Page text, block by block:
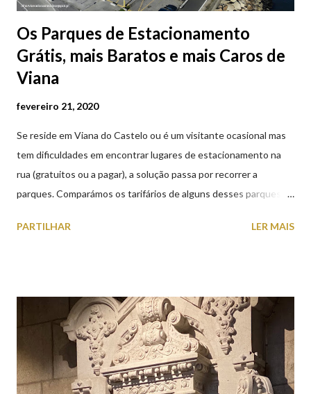
Os Parques de Estacionamento
Grátis, mais Baratos e mais Caros de
Viana
fevereiro 21, 2020
Se reside em Viana do Castelo ou é um visitante ocasional mas
tem dificuldades em encontrar lugares de estacionamento na
rua (gratuitos ou a pagar), a solução passa por recorrer a
parques. Comparámos os tarifários de alguns desses parques de
subterrâneos) perto do centro da cidade (entenda-se por
subterrâneos. O Parque da Estação Viana Shopping é grátis de
2ª a 5ª feira a partir das 20:00 (DIAS ÚTEIS)
PARTILHAR LER MAIS